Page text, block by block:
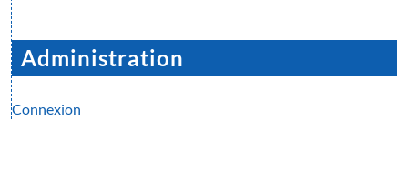
Administration
Connexion